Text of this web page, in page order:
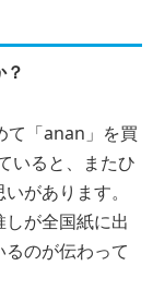
て「anan」を買
いると、またひ
があります。
が全国紙に出
のが伝わって